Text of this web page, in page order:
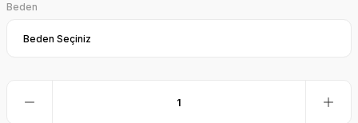
Beden